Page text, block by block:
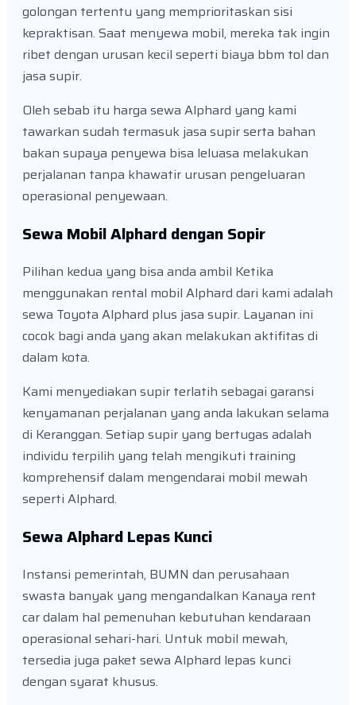
golongan tertentu yang memprioritaskan sisi
kepraktisan. Saat menyewa mobil, mereka tak ingin
ribet dengan urusan kecil seperti biaya bbm tol dan
jasa supir.
Oleh sebab itu harga sewa Alphard yang kami
tawarkan sudah termasuk jasa supir serta bahan
bakan supaya penyewa bisa leluasa melakukan
perjalanan tanpa khawatir urusan pengeluaran
operasional penyewaan.
Sewa Mobil Alphard dengan Sopir
Pilihan kedua yang bisa anda ambil Ketika
menggunakan rental mobil Alphard dari kami adalah
sewa Toyota Alphard plus jasa supir. Layanan ini
cocok bagi anda yang akan melakukan aktifitas di
dalam kota.
Kami menyediakan supir terlatih sebagai garansi
kenyamanan perjalanan yang anda lakukan selama
di Keranggan. Setiap supir yang bertugas adalah
individu terpilih yang telah mengikuti training
komprehensif dalam mengendarai mobil mewah
seperti Alphard.
Sewa Alphard Lepas Kunci
Instansi pemerintah, BUMN dan perusahaan
swasta banyak yang mengandalkan Kanaya rent
car dalam hal pemenuhan kebutuhan kendaraan
operasional sehari-hari. Untuk mobil mewah,
tersedia juga paket sewa Alphard lepas kunci
dengan syarat khusus.